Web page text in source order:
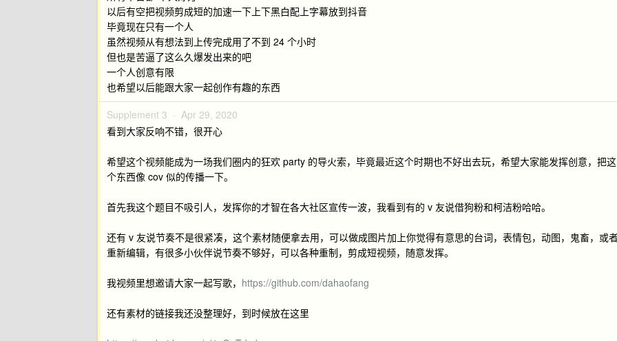
以后有空把视频剪成短的加速一下上下黑白配上字幕放到抖音
毕竟现在只有一个人
虽然视频从有想法到上传完成用了不到 24 个小时
但也是苦逼了这么久爆发出来的吧
一个人创意有限
也希望以后能跟大家一起创作有趣的东西
Supplement 3 · Apr 29, 2020
看到大家反响不错，很开心
希望这个视频能成为一场我们圈内的狂欢 party 的导火索，毕竟最近这个时期也不好出去玩，希望大家能发挥创意，把这
个东西像 cov 似的传播一下。
首先我这个题目不吸引人，发挥你的才智在各大社区宣传一波，我看到有的 v 友说借狗粉和柯洁粉哈哈。
还有 v 友说节奏不是很紧凑，这个素材随便拿去用，可以做成图片加上你觉得有意思的台词，表情包，动图，鬼畜，或
重新编辑，有很多小伙伴说节奏不够好，可以各种重制，剪成短视频，随意发挥。
我视频里想邀请大家一起写歌， https://github.com/dahaofang
还有素材的链接我还没整理好，到时候放在这里